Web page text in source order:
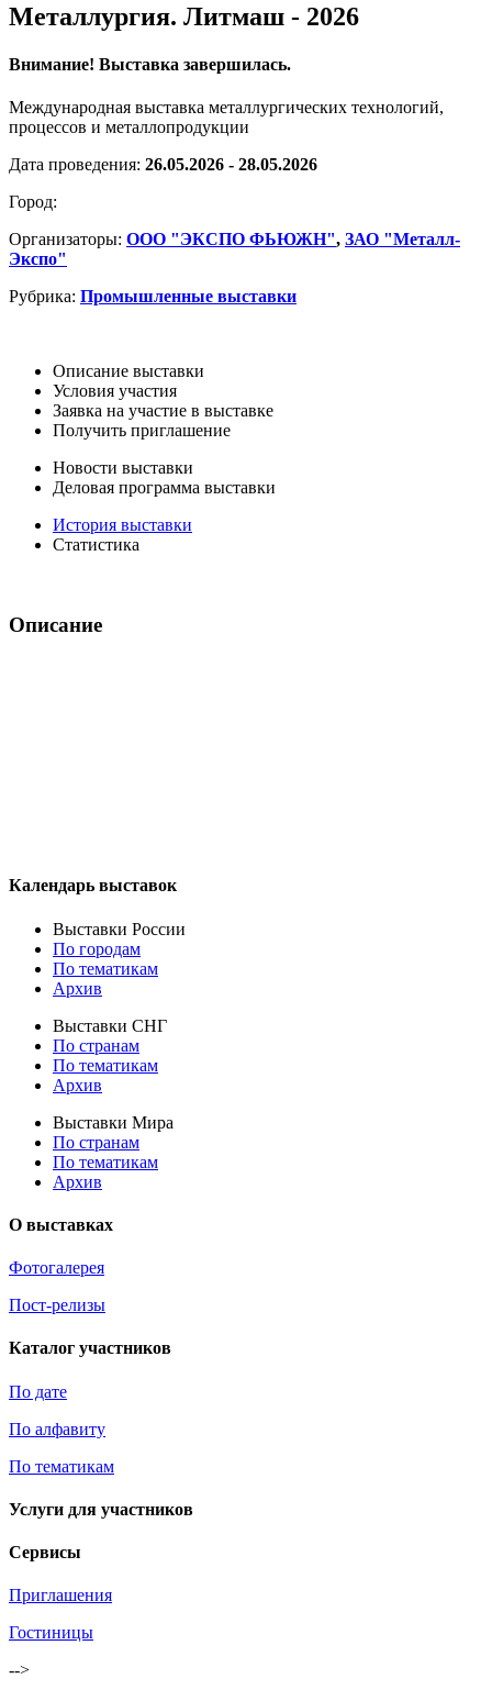
Металлургия. Литмаш - 2026
Внимание! Выставка завершилась.
Международная выставка металлургических технологий,
процессов и металлопродукции
Дата проведения: 26.05.2026 - 28.05.2026
Город:
Организаторы: ООО "ЭКСПО ФЬЮЖН", ЗАО "Металл-
Экспо"
Рубрика: Промышленные выставки
Описание выставки
Условия участия
Заявка на участие в выставке
Получить приглашение
Новости выставки
Деловая программа выставки
История выставки
Статистика
Описание
Календарь выставок
Выставки России
По городам
По тематикам
Архив
Выставки СНГ
По странам
По тематикам
Архив
Выставки Мира
По странам
По тематикам
Архив
О выставках
Фотогалерея
Пост-релизы
Каталог участников
По дате
По алфавиту
По тематикам
Услуги для участников
Сервисы
Приглашения
Гостиницы
-->